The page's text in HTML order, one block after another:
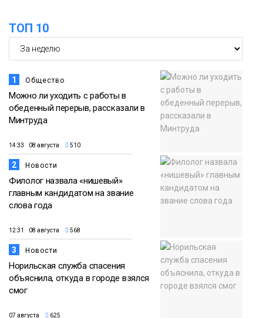
Новости
ТОП 10
1 Общество
Можно ли уходить с работы в
обеденный перерыв, рассказали в
Минтруда
14:33 08 августа 510
2 Новости
Филолог назвала «нишевый»
главным кандидатом на звание
слова года
12:31 08 августа 568
3 Новости
Норильская служба спасения
объяснила, откуда в городе взялся
смог
07 августа 625